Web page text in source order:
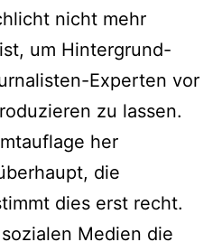
nicht mehr
um Hintergrund-
Experten vor
zu lassen.
her
die
dies erst recht.
Medien die